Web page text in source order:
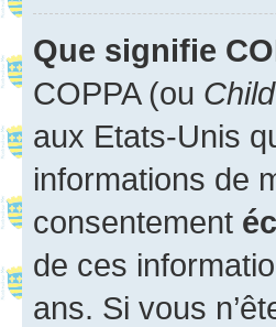
Que signifie
COPPA (ou
aux Etats-Unis
informations de
consentement
de ces
ans. Si vous